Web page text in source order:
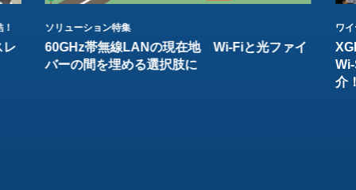
レ
ソリューション特集
60GHz帯無線LANの現在地 Wi-Fiと光ファイ
バーの間を埋める選択肢に
ワ
介